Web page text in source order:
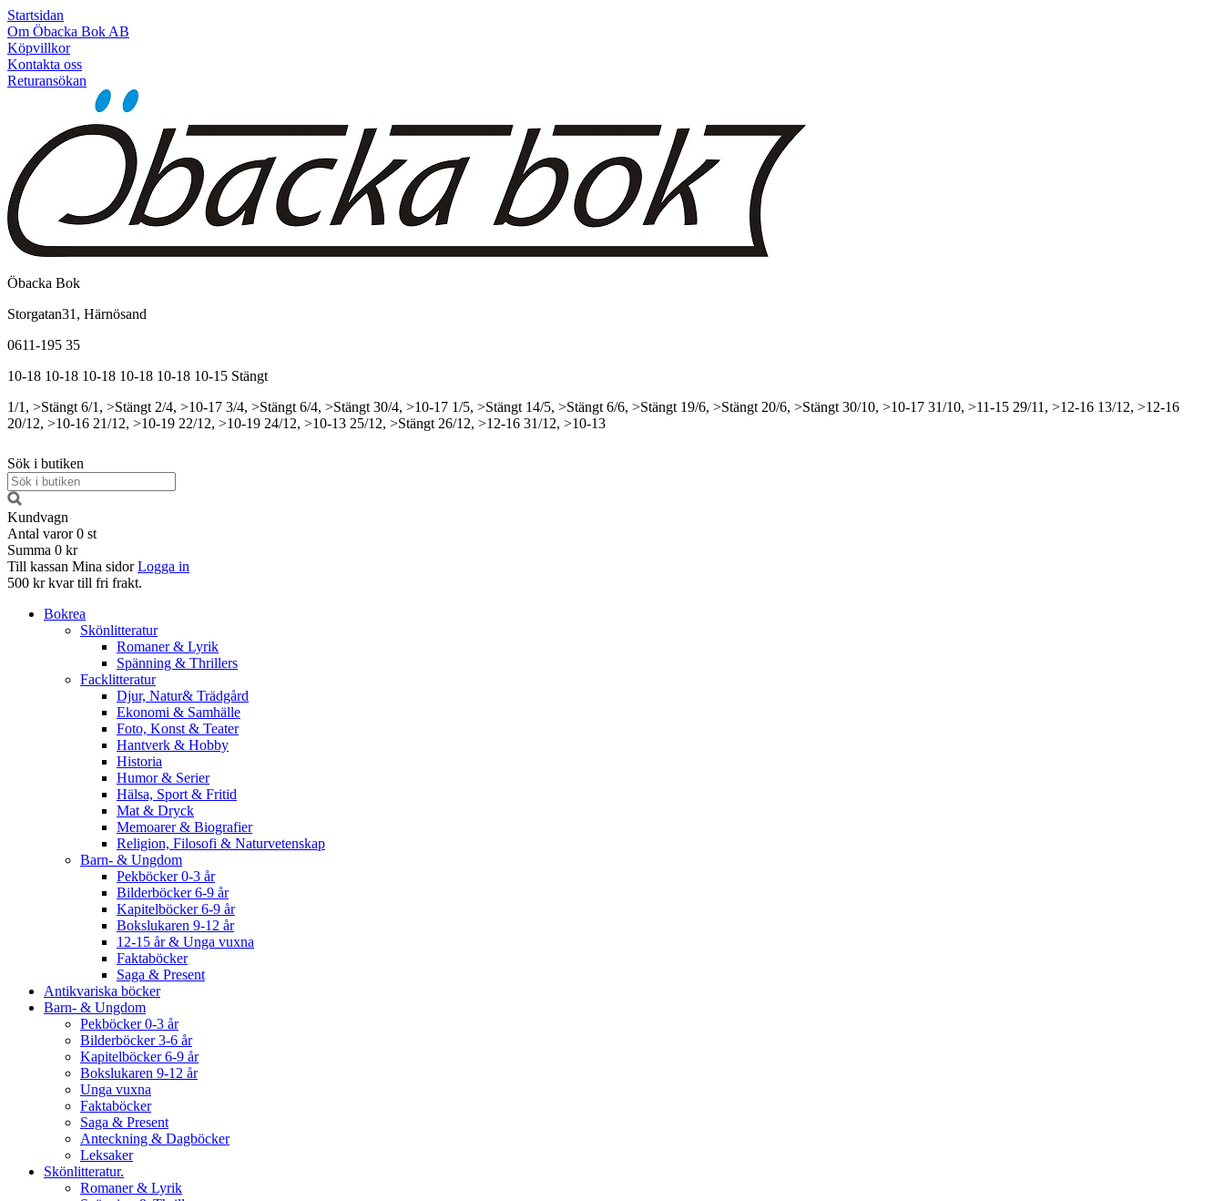
Startsidan
Om Öbacka Bok AB
Köpvillkor
Kontakta oss
Returansökan
Öbacka Bok
Storgatan31, Härnösand
0611-195 35
10-18 10-18 10-18 10-18 10-18 10-15 Stängt
1/1, >Stängt 6/1, >Stängt 2/4, >10-17 3/4, >Stängt 6/4, >Stängt 30/4, >10-17 1/5, >Stängt 14/5, >Stängt 6/6, >Stängt 19/6, >Stängt 20/6, >Stängt 30/10, >10-17 31/10, >11-15 29/11, >12-16 13/12, >12-16
20/12, >10-16 21/12, >10-19 22/12, >10-19 24/12, >10-13 25/12, >Stängt 26/12, >12-16 31/12, >10-13
Sök i butiken
Kundvagn
Antal varor 0 st
Summa 0 kr
Till kassan Mina sidor Logga in
500 kr kvar till fri frakt.
Bokrea
Skönlitteratur
Romaner & Lyrik
Spänning & Thrillers
Facklitteratur
Djur, Natur& Trädgård
Ekonomi & Samhälle
Foto, Konst & Teater
Hantverk & Hobby
Historia
Humor & Serier
Hälsa, Sport & Fritid
Mat & Dryck
Memoarer & Biografier
Religion, Filosofi & Naturvetenskap
Barn- & Ungdom
Pekböcker 0-3 år
Bilderböcker 6-9 år
Kapitelböcker 6-9 år
Bokslukaren 9-12 år
12-15 år & Unga vuxna
Faktaböcker
Saga & Present
Antikvariska böcker
Barn- & Ungdom
Pekböcker 0-3 år
Bilderböcker 3-6 år
Kapitelböcker 6-9 år
Bokslukaren 9-12 år
Unga vuxna
Faktaböcker
Saga & Present
Anteckning & Dagböcker
Leksaker
Skönlitteratur.
Romaner & Lyrik